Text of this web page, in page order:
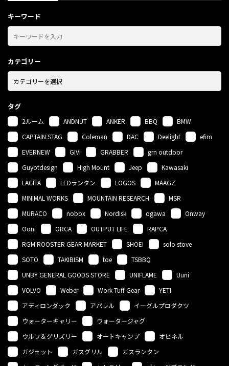
キーワード
カテゴリー
タグ
2ルーム ANDNUT ANKER BBQ
BMW
CAPTAIN STAG
Coleman DAC Deelight
efim
EVERNEW
GIVI GRABBER
grn outdoor
Guyotdesign
High Mount Jeep
Kawasaki
LACITA
LEDランタン LOGOS
MAAGZ
MINIMAL WORKS
MOUNTAIN RESEARCH
MSR
MURACO
nobox Nordisk ogawa
Onway
Ooni
ORCA OUTPUT LIFE
RAPCA
RGM ROOSTER GEAR MARKET
SHOEI
solo stove
SOTO
TAKIBISM toe
TSBBQ
UNBY GENERAL GOODS STORE
UNIFLAME
Uuni
VOLVO
Weber Work Tuff Gear
YETI
アディロンダック
アパレル
イーグルプロダクツ
ウォーターキャリー
ウォータージャグ
ウルフ＆グリズリー
オートキャンプ
オピネル
ガジェット
ガスグリル
ガスランタン